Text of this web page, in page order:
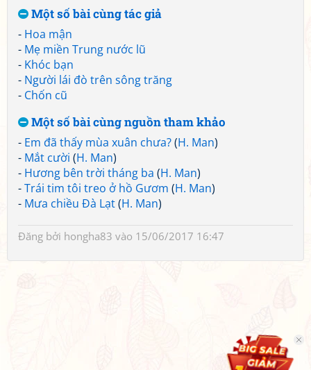
Một số bài cùng tác giả
- Hoa mận
- Mẹ miền Trung nước lũ
- Khóc bạn
- Người lái đò trên sông trăng
- Chốn cũ
Một số bài cùng nguồn tham khảo
- Em đã thấy mùa xuân chưa?(H. Man)
- Mắt cười (H. Man)
- Hương bên trời tháng ba (H. Man)
-Trái tim tôi treo ở hồ Gươm (H. Man)
- Mưa chiều Đà Lạt(H. Man)
Đăng bởi hongha83 vào 15/06/2017 16:47